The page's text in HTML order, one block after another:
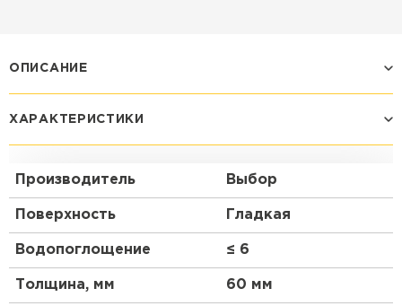
ОПИСАНИЕ
ХАРАКТЕРИСТИКИ
Производитель Выбор
Поверхность Гладкая
Водопоглощение ≤ 6
Толщина, мм 60 мм